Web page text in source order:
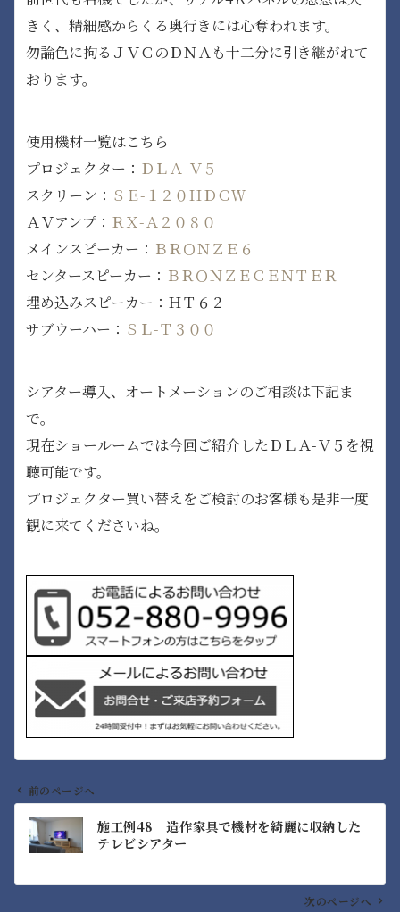
きく、精細感からくる奥行きには心奪われます。
勿論色に拘るＪＶＣのＤＮＡも十二分に引き継がれて
おります。
使用機材一覧はこちら
プロジェクター： ＤＬＡ-Ｖ５
スクリーン： ＳＥ-１２０ＨＤＣＷ
ＡＶアンプ： ＲＸ-Ａ２０８０
メインスピーカー： ＢＲＯＮＺＥ６
センタースピーカー： ＢＲＯＮＺＥＣＥＮＴＥＲ
埋め込みスピーカー：ＨＴ６２
サブウーハー： ＳＬ-Ｔ３００
シアター導入、オートメーションのご相談は下記ま
で。
現在ショールームでは今回ご紹介したＤＬＡ-Ｖ５を視
聴可能です。
プロジェクター買い替えをご検討のお客様も是非一度
観に来てくださいね。
ビ
前のページへ
施工例48 造作家具で機材を綺麗に収納した
テレビシアター
次のページへ